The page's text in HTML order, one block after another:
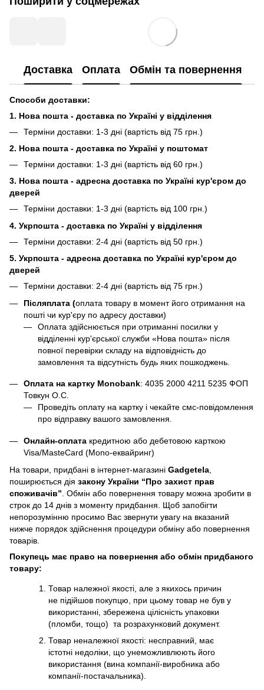
Доставка Оплата Обмін та повернення
Способи доставки:
1. Нова пошта - доставка по Україні у відділення
Терміни доставки: 1-3 дні (вартість від 75 грн.)
2. Нова пошта - доставка по Україні у поштомат
Терміни доставки: 1-3 дні (вартість від 60 грн.)
3. Нова пошта - адресна доставка по Україні кур'єром до
дверей
Терміни доставки: 1-3 дні (вартість від 100 грн.)
4. Укрпошта - доставка по Україні у відділення
Терміни доставки: 2-4 дні (вартість від 50 грн.)
5. Укрпошта - адресна доставка по Україні кур'єром до
дверей
Терміни доставки: 2-4 дні (вартість від 75 грн.)
Післяплата (оплата товару в момент його отримання на
пошті чи кур'єру по адресу доставки)
Оплата здійснюється при отриманні посилки у
відділенні кур'єрської служби «Нова пошта» після
повної перевірки складу на відповідність до
замовлення та відсутність будь яких пошкоджень.
Оплата на картку Monobank: 4035 2000 4211 5235 ФОП
Товкун О.С.
Проведіть оплату на картку і чекайте смс-повідомлення
про відправку вашого замовлення.
Онлайн-оплата кредитною або дебетовою карткою
Visa/MasteCard (Mono-еквайринг)
На товари, придбані в інтернет-магазині Gadgetela
поширюється дія закону України “Про захист прав
споживачів” . Обмін або повернення товару можна зробити в
строк до 14 днів з моменту придбання. Щоб запобігти
непорозумінню просимо Вас звернути увагу на вказаний
нижче порядок здійснення процедури обміну або повернення
товарів.
Покупець має право на повернення або обмін придбаного
товару:
Товар належної якості, але з якихось причин
не підійшов покупцю, при цьому товар не був у
використанні, збережена цілісність упаковки
(пломби, тощо) та розрахунковий документ.
Товар неналежної якості: несправний, має
істотні недоліки, що унеможливлюють його
використання (вина компанії-виробника або
компанії-постачальника).